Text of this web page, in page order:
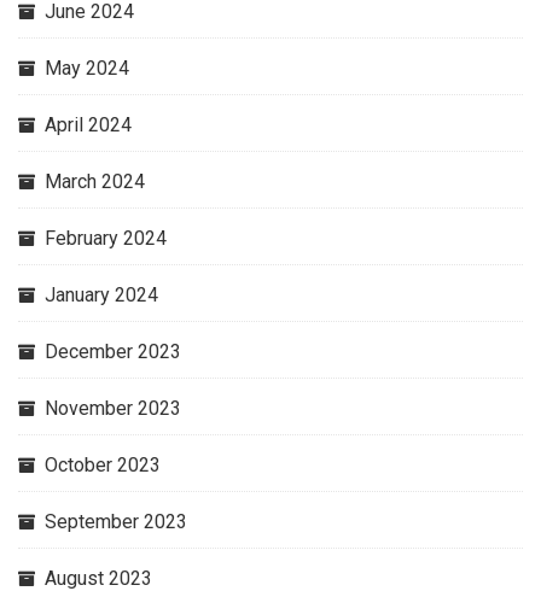
June 2024
May 2024
April 2024
March 2024
February 2024
January 2024
December 2023
November 2023
October 2023
September 2023
August 2023